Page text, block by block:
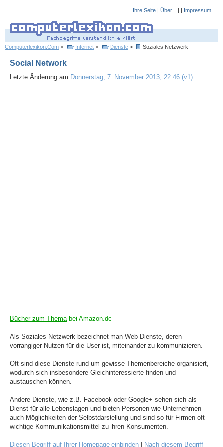
Ihre Seite | Über... | | Impressum
Computerlexikon.Com > Internet > Dienste > Soziales Netzwerk
Social Network
Letzte Änderung am Donnerstag, 7. November 2013, 22:46 (v1)
Bücher zum Themabei Amazon.de
Als Soziales Netzwerk bezeichnet man Web-Dienste, deren
vorrangiger Nutzen für die User ist, miteinander zu kommunizieren.
Oft sind diese Dienste rund um gewisse Themenbereiche organisiert,
wodurch sich insbesondere Gleichinteressierte finden und
austauschen können.
Andere Dienste, wie z.B. Facebook oder Google+ sehen sich als
Dienst für alle Lebenslagen und bieten Personen wie Unternehmen
auch Möglichkeiten der Selbstdarstellung und sind so für Firmen oft
wichtige Kommunikationsmittel zu ihren Konsumenten.
Diesen Begriff auf Ihrer Homepage einbinden Nach diesem Begriff